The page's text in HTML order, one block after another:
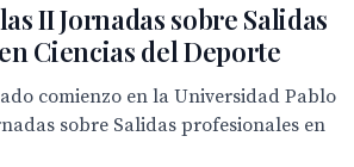
II Jornadas sobre Salidas
Ciencias del Deporte
comienzo en la Universidad Pablo
sobre Salidas profesionales en